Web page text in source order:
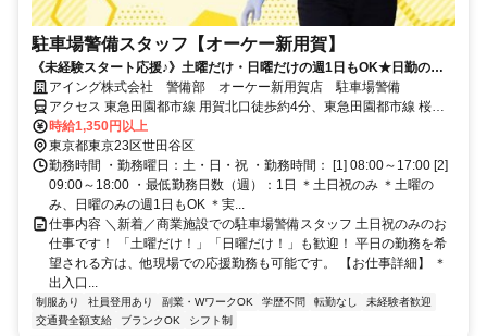
駐車場警備スタッフ【オーケー新用賀】
《未経験スタート応援♪》土曜だけ・日曜だけの週1日もOK★日勤のみ
★WワークOK★30～50代活躍中
アイング株式会社 警備部 オーケー新用賀店 駐車場警備
アクセス 東急田園都市線 用賀北口徒歩約4分、東急田園都市線 桜新
町西口徒歩約17分
時給1,350円以上
東京都東京23区世田谷区
勤務時間 ・勤務曜日：土・日・祝 ・勤務時間： [1] 08:00～17:00 [2]
09:00～18:00 ・最低勤務日数（週）：1日 ＊土日祝のみ ＊土曜の
み、日曜のみの週1日もOK ＊実...
仕事内容 ＼新着／商業施設での駐車場警備スタッフ 土日祝のみのお
仕事です！ 「土曜だけ！」「日曜だけ！」も歓迎！ 平日の勤務を希
望される方は、他現場での応援勤務も可能です。 【お仕事詳細】 ＊
出入口...
制服あり 社員登用あり 副業・WワークOK 学歴不問 転勤なし
未経験者歓迎
交通費全額支給
ブランクOK シフト制